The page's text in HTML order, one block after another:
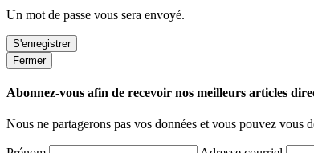
Un mot de passe vous sera envoyé.
Fermer
Abonnez-vous afin de recevoir nos meilleurs articles
Nous ne partagerons pas vos données et vous pouvez vous